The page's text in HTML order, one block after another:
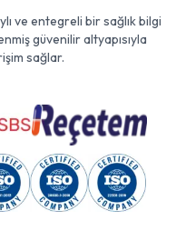
ve entegreli bir sağlık bilgi
güvenilir altyapısıyla
sağlar.